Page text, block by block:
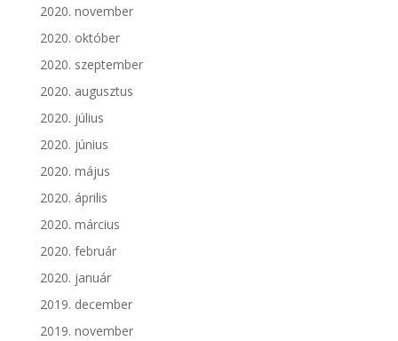
2020. november
2020. október
2020. szeptember
2020. augusztus
2020. július
2020. június
2020. május
2020. április
2020. március
2020. február
2020. január
2019. december
2019. november